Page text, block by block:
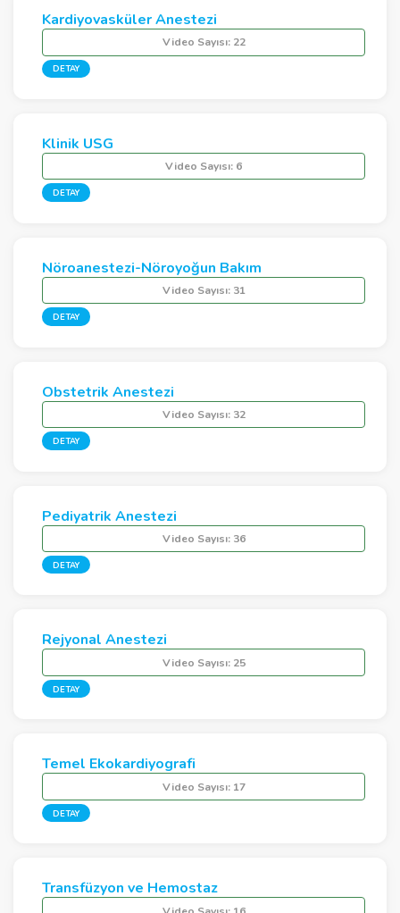
Kardiyovasküler Anestezi
Video Sayısı:22
DETAY
Klinik USG
Video Sayısı: 6
DETAY
Nöroanestezi-Nöroyoğun Bakım
Video Sayısı:31
DETAY
Obstetrik Anestezi
Video Sayısı:32
DETAY
Pediyatrik Anestezi
Video Sayısı:36
DETAY
Rejyonal Anestezi
Video Sayısı:25
DETAY
Temel Ekokardiyografi
Video Sayısı:17
DETAY
Transfüzyon ve Hemostaz